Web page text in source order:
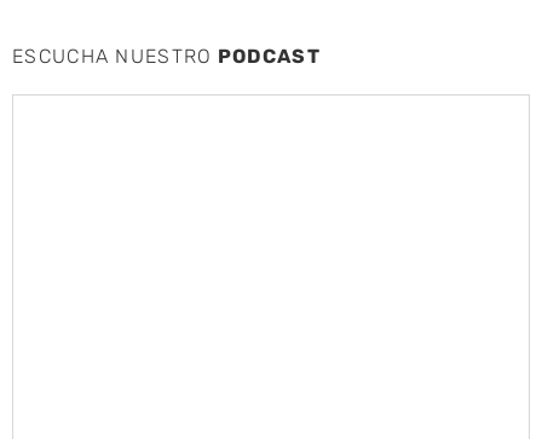
ESCUCHA NUESTRO PODCAST